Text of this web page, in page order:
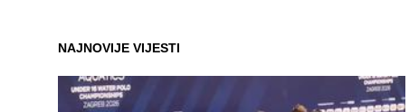
NAJNOVIJE VIJESTI